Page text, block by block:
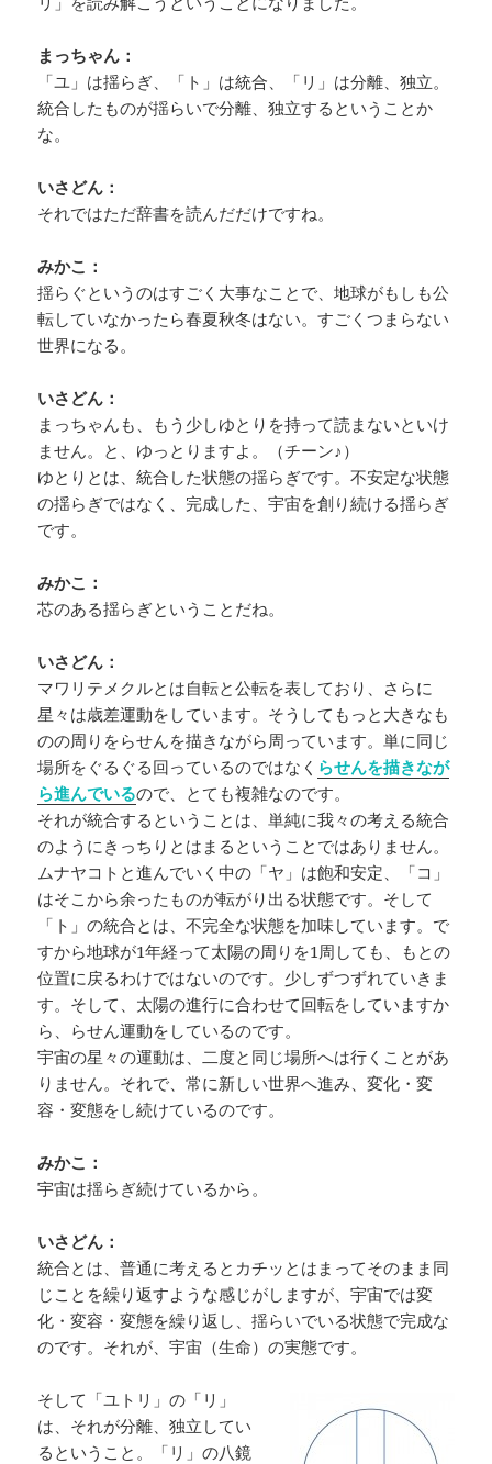
まっちゃん：
「ユ」は揺らぎ、「ト」は統合、「リ」は分離、独立。
統合したものが揺らいで分離、独立するということか
な。
いさどん：
それではただ辞書を読んだだけですね。
みかこ：
揺らぐというのはすごく大事なことで、地球がもしも公
転していなかったら春夏秋冬はない。すごくつまらない
世界になる。
いさどん：
まっちゃんも、もう少しゆとりを持って読まないといけ
ません。と、ゆっとりますよ。（チーン♪）
ゆとりとは、統合した状態の揺らぎです。不安定な状態
の揺らぎではなく、完成した、宇宙を創り続ける揺らぎ
です。
みかこ：
芯のある揺らぎということだね。
いさどん：
マワリテメクルとは自転と公転を表しており、さらに
星々は歳差運動をしています。そうしてもっと大きなも
のの周りをらせんを描きながら周っています。単に同じ
場所をぐるぐる回っているのではなく らせんを描きなが
ら進んでいるので、とても複雑なのです。
それが統合するということは、単純に我々の考える統合
のようにきっちりとはまるということではありません。
ムナヤコトと進んでいく中の「ヤ」は飽和安定、「コ」
はそこから余ったものが転がり出る状態です。そして
「ト」の統合とは、不完全な状態を加味しています。で
すから地球が1年経って太陽の周りを1周しても、もとの
位置に戻るわけではないのです。少しずつずれていきま
す。そして、太陽の進行に合わせて回転をしていますか
ら、らせん運動をしているのです。
宇宙の星々の運動は、二度と同じ場所へは行くことがあ
りません。それで、常に新しい世界へ進み、変化・変
容・変態をし続けているのです。
みかこ：
宇宙は揺らぎ続けているから。
いさどん：
統合とは、普通に考えるとカチッとはまってそのまま同
じことを繰り返すような感じがしますが、宇宙では変
化・変容・変態を繰り返し、揺らいでいる状態で完成な
のです。それが、宇宙（生命）の実態です。
そして「ユトリ」の「リ」
は、それが分離、独立してい
るということ。「リ」の八鏡